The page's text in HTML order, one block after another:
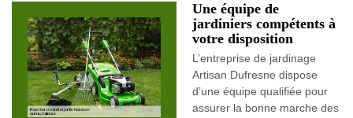
Une équipe de
jardiniers compétents à
votre disposition
L’entreprise de jardinage
Artisan Dufresne dispose
d’une équipe qualifiée pour
assurer la bonne marche des